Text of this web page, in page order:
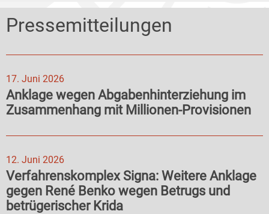
Pressemitteilungen
17. Juni 2026
Anklage wegen Abgabenhinterziehung im
Zusammenhang mit Millionen-Provisionen
12. Juni 2026
Verfahrenskomplex Signa: Weitere Anklage
gegen René Benko wegen Betrugs und
betrügerischer Krida